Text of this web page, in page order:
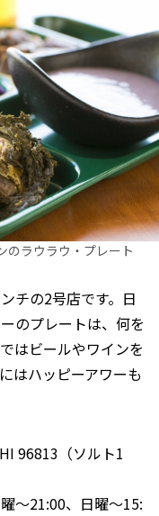
のラウラウ・プレート
チの2号店です。日
のプレートは、何を
はビールやワインを
はハッピーアワーも
96813（ソルト1
～21:00、日曜～15: